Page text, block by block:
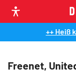
++ Heiß
Freenet,